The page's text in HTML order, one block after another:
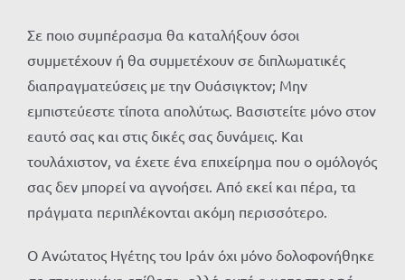
Σε ποιο συμπέρασμα θα καταλήξουν όσοι
συμμετέχουν ή θα συμμετέχουν σε διπλωματικές
διαπραγματεύσεις με την Ουάσιγκτον; Μην
εμπιστεύεστε τίποτα απολύτως. Βασιστείτε μόνο στον
εαυτό σας και στις δικές σας δυνάμεις. Και
τουλάχιστον, να έχετε ένα επιχείρημα που ο ομόλογός
σας δεν μπορεί να αγνοήσει. Από εκεί και πέρα, τα
πράγματα περιπλέκονται ακόμη περισσότερο.
Ο Ανώτατος Ηγέτης του Ιράν όχι μόνο δολοφονήθηκε